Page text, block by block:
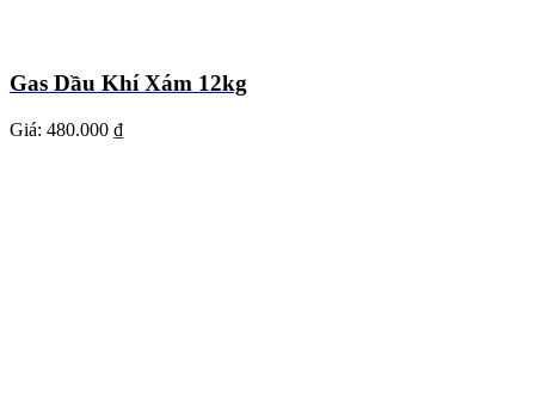
Gas Dầu Khí Xám 12kg
Giá: 480.000 ₫